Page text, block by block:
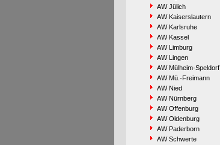
AW Jülich
AW Kaiserslautern
AW Karlsruhe
AW Kassel
AW Limburg
AW Lingen
AW Mülheim-Speldorf
AW Mü.-Freimann
AW Nied
AW Nürnberg
AW Offenburg
AW Oldenburg
AW Paderborn
AW Schwerte